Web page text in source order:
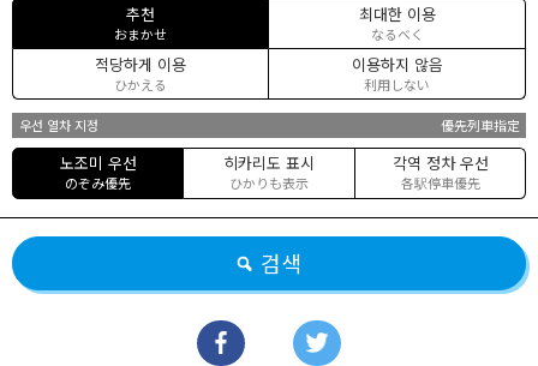
추천
おまかせ
최대한 이용
なるべく
적당하게 이용
ひかえる
이용하지 않음
利用しない
우선 열차 지정 優先列車指定
노조미 우선
のぞみ優先
히카리도 표시
ひかりも表示
각역 정차 우선
各駅停車優先
검색